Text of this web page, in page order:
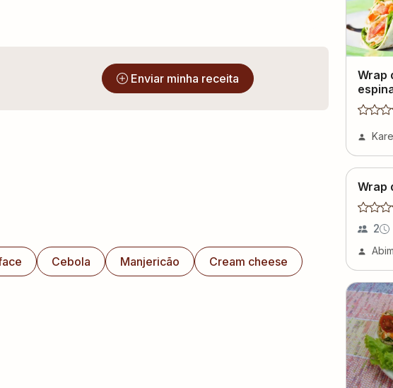
Enviar minha receita
Cebola Manjericão Cream cheese
Wrap
Wrap
2